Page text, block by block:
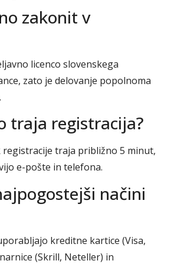
zakonit v
licenco slovenskega
zato je delovanje popolnoma
traja registracija?
traja približno 5 minut,
e-pošte in telefona.
načini
kreditne kartice (Visa,
(Skrill, Neteller) in